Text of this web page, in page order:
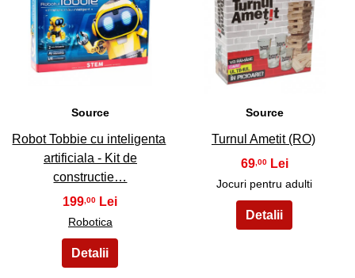
31
Source
Robot Tobbie cu inteligenta
artificiala - Kit de
constructie…
199 ,00
Robotica
32
Source
Turnul Ametit (RO)
69,00
Jocuri pentru adulti